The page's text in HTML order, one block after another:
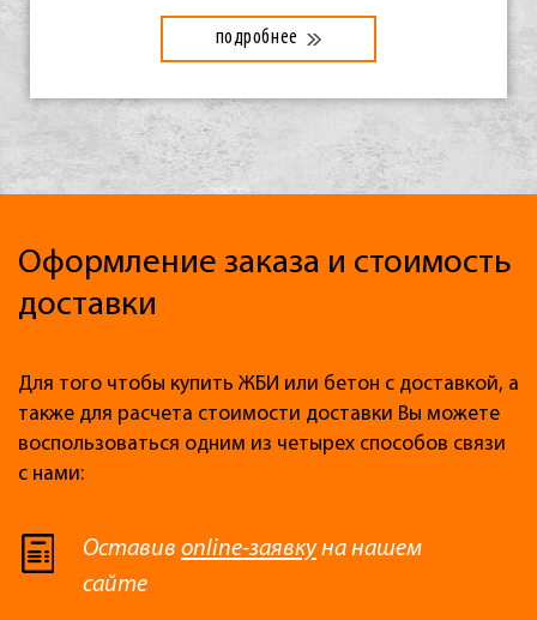
подробнее
Оформление заказа и стоимость
доставки
Для того чтобы купить ЖБИ или бетон с доставкой, а
также для расчета стоимости доставки Вы можете
воспользоваться одним из четырех способов связи
с нами:
Оставив online-заявкуна нашем
сайте